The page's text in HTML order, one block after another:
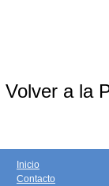
Volver a la
Inicio
Contacto